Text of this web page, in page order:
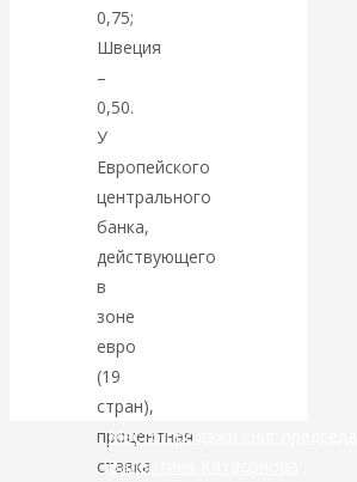
Валентин
Катасонов
считает, что
кризис в
банковской
сфере России
уже начался
0,75;
Швеция
–
0,50.
У
Европейского
центрального
банка,
действующего
в
зоне
евро
(19
стран),
процентная
ставка
Место продажи книг
Валентина Катасонова